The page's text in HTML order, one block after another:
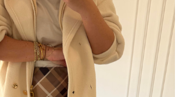
ver